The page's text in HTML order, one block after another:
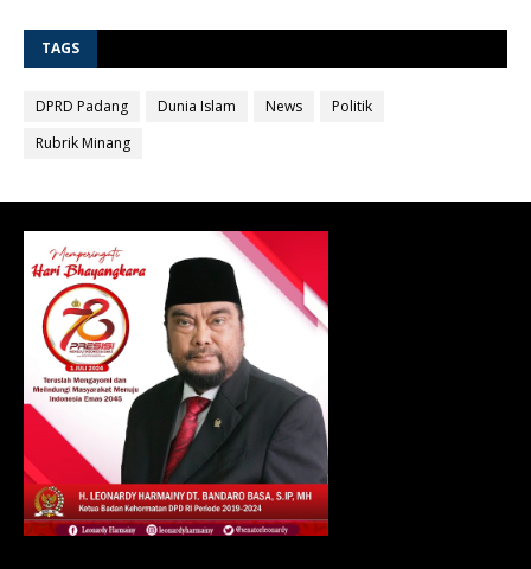
TAGS
DPRD Padang Dunia Islam News
Politik
Rubrik Minang